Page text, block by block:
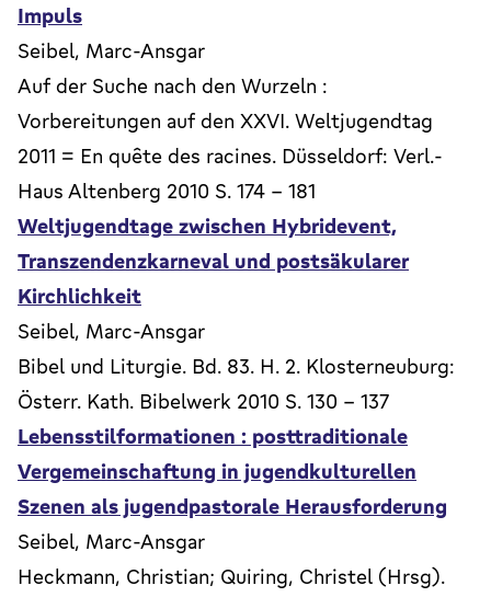
Impuls
Seibel, Marc-Ansgar
Auf der Suche nach den Wurzeln :
Vorbereitungen auf den XXVI. Weltjugendtag
2011 = En quête des racines. Düsseldorf: Verl.-
Haus Altenberg 2010 S. 174 - 181
Weltjugendtage zwischen Hybridevent,
Transzendenzkarneval und postsäkularer
Kirchlichkeit
Seibel, Marc-Ansgar
Bibel und Liturgie. Bd. 83. H. 2. Klosterneuburg:
Österr. Kath. Bibelwerk 2010 S. 130 - 137
Lebensstilformationen : posttraditionale
Vergemeinschaftung in jugendkulturellen
Szenen als jugendpastorale Herausforderung
Seibel, Marc-Ansgar
Heckmann, Christian; Quiring, Christel (Hrsg).